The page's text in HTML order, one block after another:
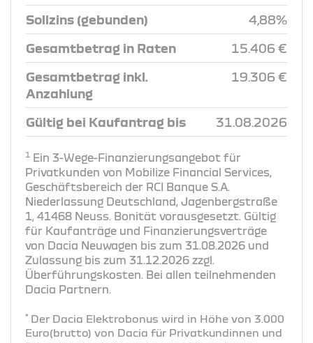
Sollzins (gebunden) 4,88%
Gesamtbetrag in Raten 15.406 €
Gesamtbetrag inkl.
Anzahlung
19.306 €
Gültig bei Kaufantrag bis 31.08.2026
1 Ein 3-Wege-Finanzierungsangebot für
Privatkunden von Mobilize Financial Services,
Geschäftsbereich der RCI Banque S.A.
Niederlassung Deutschland, Jagenbergstraße
1, 41468 Neuss. Bonität vorausgesetzt. Gültig
für Kaufanträge und Finanzierungsverträge
von Dacia Neuwagen bis zum 31.08.2026 und
Zulassung bis zum 31.12.2026 zzgl.
Überführungskosten. Bei allen teilnehmenden
Dacia Partnern.
* Der Dacia Elektrobonus wird in Höhe von 3.000
Euro(brutto) von Dacia für Privatkundinnen und